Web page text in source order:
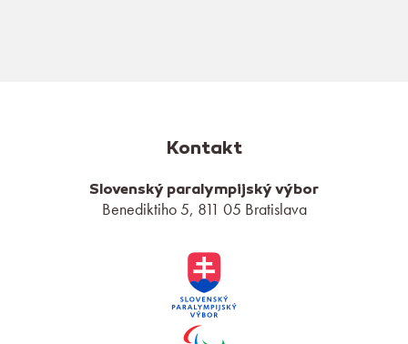
Kontakt
Slovenský paralympijský výbor
Benediktiho 5, 811 05 Bratislava